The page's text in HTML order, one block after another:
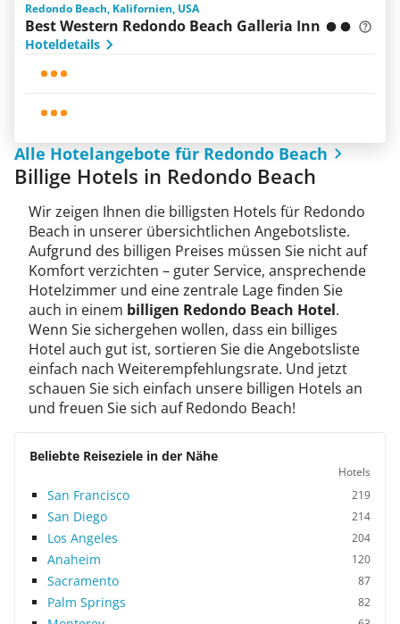
Redondo Beach, Kalifornien, USA
Best Western Redondo Beach Galleria Inn
Hoteldetails
Alle Hotelangebote für Redondo Beach
Billige Hotels in Redondo Beach
Wir zeigen Ihnen die billigsten Hotels für Redondo
Beach in unserer übersichtlichen Angebotsliste.
Aufgrund des billigen Preises müssen Sie nicht auf
Komfort verzichten – guter Service, ansprechende
Hotelzimmer und eine zentrale Lage finden Sie
auch in einem billigen Redondo Beach Hotel.
Wenn Sie sichergehen wollen, dass ein billiges
Hotel auch gut ist, sortieren Sie die Angebotsliste
einfach nach Weiterempfehlungsrate. Und jetzt
schauen Sie sich einfach unsere billigen Hotels an
und freuen Sie sich auf Redondo Beach!
Beliebte Reiseziele in der Nähe
Hotels
San Francisco 219
San Diego 214
Los Angeles 204
Anaheim 120
Sacramento 87
Palm Springs 82